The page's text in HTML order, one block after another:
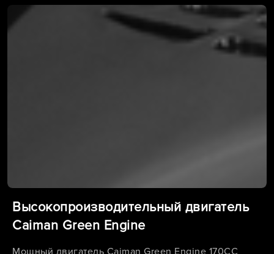
Высокопроизводительный двигатель
Caiman Green Engine